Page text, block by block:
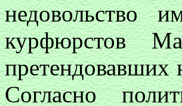
недовольство
курфюрстов
Согласно